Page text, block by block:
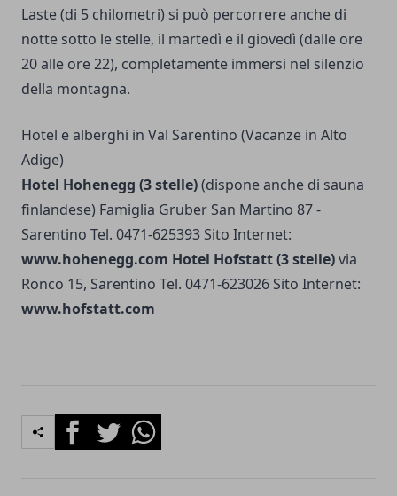
Laste (di 5 chilometri) si può percorrere anche di
notte sotto le stelle, il martedì e il giovedì (dalle ore
20 alle ore 22), completamente immersi nel silenzio
della montagna.
Hotel e alberghi in Val Sarentino (Vacanze in Alto
Adige)
Hotel Hohenegg (3 stelle)(dispone anche di sauna
finlandese) Famiglia Gruber San Martino 87 -
Sarentino Tel. 0471-625393 Sito Internet:
www.hohenegg.com Hotel Hofstatt (3 stelle)via
Ronco 15, Sarentino Tel. 0471-623026 Sito Internet:
www.hofstatt.com
FacebookTwitterWhatsapp